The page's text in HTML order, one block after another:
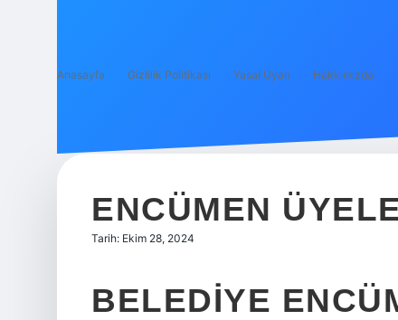
Anasayfa Gizlilik Politikası Yasal Uyarı Hakkımızda
ENCÜMEN
Tarih: Ekim 28, 2024
BELEDIYE